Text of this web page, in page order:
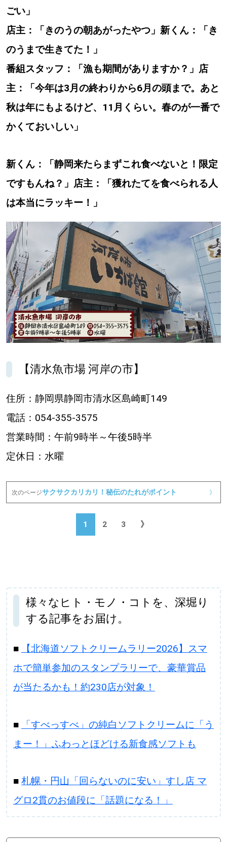
ごい」
店主：「きのうの朝あがったやつ」新くん：「き
のうまで生きてた！」
番組スタッフ：「漁も期間がありますか？」店
主：「今年は3月の終わりから6月の頭まで。あと
秋は年にもよるけど、11月くらい。春のが一番で
かくておいしい」
新くん：「静岡来たらまずこれ食べないと！限定
ですもんね？」店主：「獲れたてを食べられる人
は本当にラッキー！」
【清水魚市場 河岸の市】
住所：静岡県静岡市清水区島崎町149
電話：054-355-3575
営業時間：午前9時半～午後5時半
定休日：水曜
次のページサクサクカリカリ！秘伝のたれがポイント 》
1 2 3 》
様々なヒト・モノ・コトを、深堀り
する記事をお届け。
■
【北海道ソフトクリームラリー2026】スマ
ホで簡単参加のスタンプラリーで、豪華賞品
が当たるかも！約230店が対象！
■
「すべっすべ」の純白ソフトクリームに「う
まー！」ふわっとほどける新食感ソフトも
■ 札幌・円山「回らないのに安い」すし店 マ
グロ2貫のお値段に「話題になる！」